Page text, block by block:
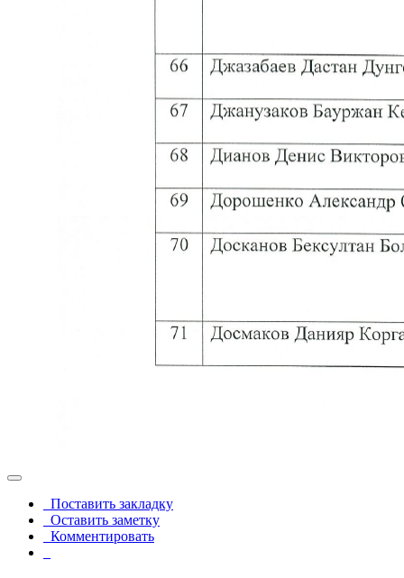
Поставить закладку
Оставить заметку
Комментировать